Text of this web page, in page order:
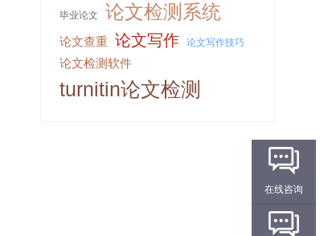
毕业论文 论文检测系统
论文查重 论文写作 论文写作技巧
论文检测软件
turnitin论文检测
在线咨询